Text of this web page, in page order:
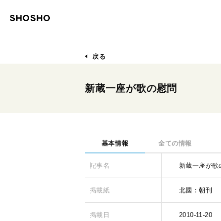
戻る
新蔵一座が歌の慰問
基本情報 全ての情報
記事名 新蔵一座が歌
掲載紙 北國：朝刊
掲載日 2010-11-20